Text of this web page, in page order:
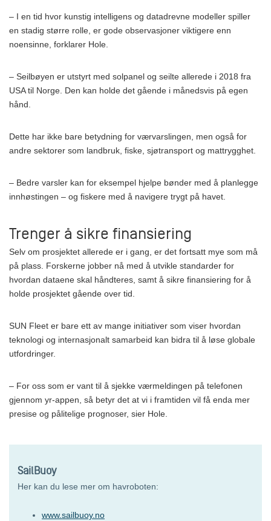
– I en tid hvor kunstig intelligens og datadrevne modeller spiller
en stadig større rolle, er gode observasjoner viktigere enn
noensinne, forklarer Hole.
– Seilbøyen er utstyrt med solpanel og seilte allerede i 2018 fra
USA til Norge. Den kan holde det gående i månedsvis på egen
hånd.
Dette har ikke bare betydning for værvarslingen, men også for
andre sektorer som landbruk, fiske, sjøtransport og mattrygghet.
– Bedre varsler kan for eksempel hjelpe bønder med å planlegge
innhøstingen – og fiskere med å navigere trygt på havet.
Trenger å sikre finansiering
Selv om prosjektet allerede er i gang, er det fortsatt mye som må
på plass. Forskerne jobber nå med å utvikle standarder for
hvordan dataene skal håndteres, samt å sikre finansiering for å
holde prosjektet gående over tid.
SUN Fleet er bare ett av mange initiativer som viser hvordan
teknologi og internasjonalt samarbeid kan bidra til å løse globale
utfordringer.
– For oss som er vant til å sjekke værmeldingen på telefonen
gjennom yr-appen, så betyr det at vi i framtiden vil få enda mer
presise og pålitelige prognoser, sier Hole.
SailBuoy
Her kan du lese mer om havroboten:
www.sailbuoy.no